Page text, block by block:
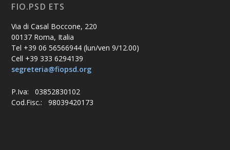
FIO.PSD ETS
Via di Casal Boccone, 220
00137 Roma, Italia
Tel +39 06 56566944 (lun/ven 9/12.00)
Cell +39 333 6294139
segreteria@fiopsd.org
P.Iva: 03852830102
Cod.Fisc.: 98039420173